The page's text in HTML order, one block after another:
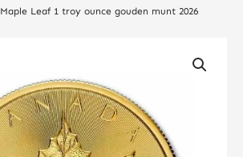
Maple Leaf 1 troy ounce gouden munt 2026